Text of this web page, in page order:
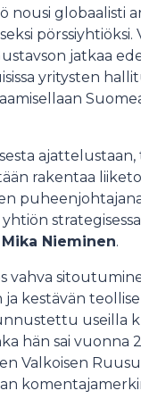
nousi globaalisti
pörssiyhtiöksi.
jatkaa
yritysten
rakentaa
strategisessa
Mika Nieminen.
vahva
ja kestävän
useilla
hän sai vuonna
Valkoisen